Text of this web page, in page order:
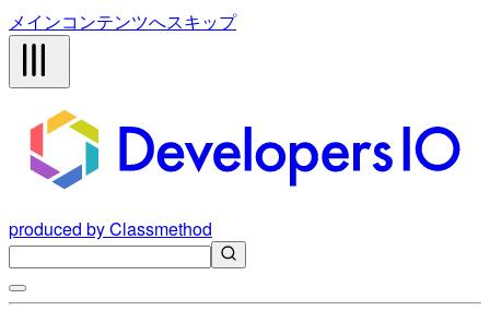
メインコンテンツへスキップ
produced by Classmethod